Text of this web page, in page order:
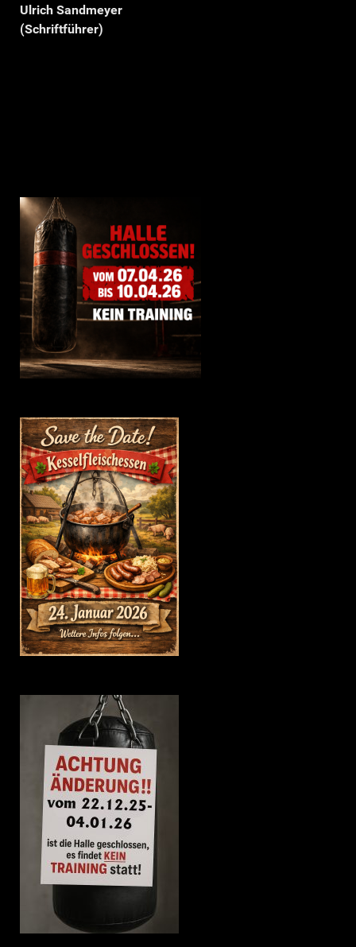
Ulrich Sandmeyer
(Schriftführer)